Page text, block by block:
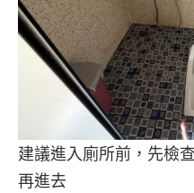
建議進入廁所前，先檢
再進去